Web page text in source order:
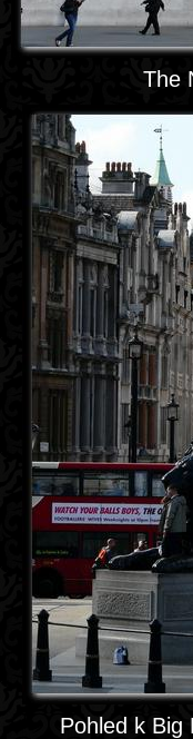
The
Pohled k Big